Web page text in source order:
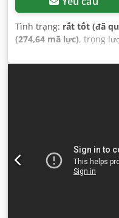
Tình trạng: rất tốt (đã
(274,64 mã lực), trọng
động:9.139 h, Thiết bị: